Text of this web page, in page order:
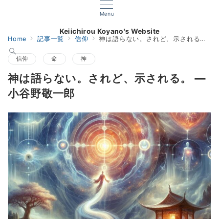
Menu
Keiichirou Koyano's Website
Home 記事一覧 信仰 神は語らない。されど、示される。 ― 小谷野敬一郎
信仰 命 神
神は語らない。されど、示される。 ―
小谷野敬一郎